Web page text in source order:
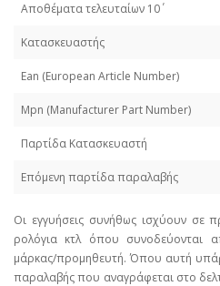
Απoθέματα τελευταίων 10΄
Κατασκευαστής
Εan (European Article Number)
Mpn (Manufacturer Part Number)
Παρτίδα Κατασκευαστή
Επόμενη παρτίδα παραλαβής
Οι εγγυήσεις συνήθως ισχύουν σε
ρολόγια κτλ όπου συνοδεύονται
μάρκας/προμηθευτή. Όπου αυτή
παραλαβής που αναγράφεται στο